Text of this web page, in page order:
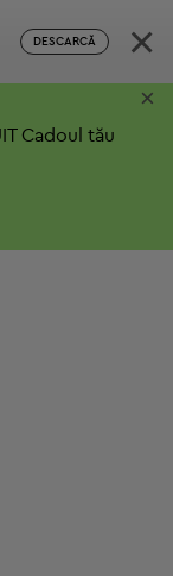
DESCARCĂ ×
Cadoul tău
×